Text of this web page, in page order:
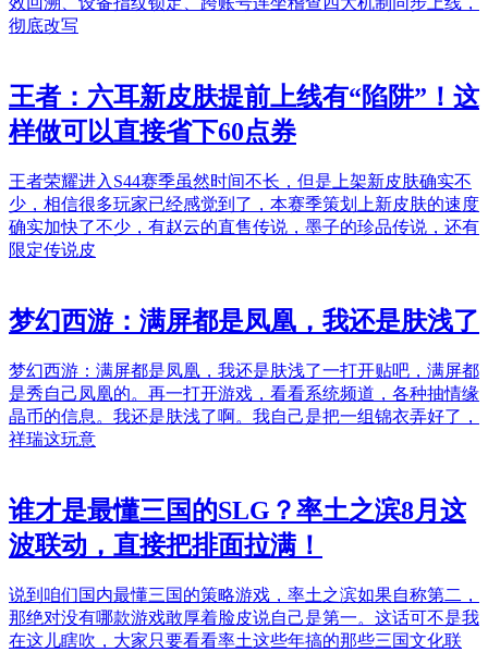
彻底改写
王者：六耳新皮肤提前上线有“陷阱”！这
样做可以直接省下60点券
王者荣耀进入S44赛季虽然时间不长，但是上架新皮肤确实不
少，相信很多玩家已经感觉到了，本赛季策划上新皮肤的速度
确实加快了不少，有赵云的直售传说，墨子的珍品传说，还有
限定传说皮
梦幻西游：满屏都是凤凰，我还是肤浅了
梦幻西游：满屏都是凤凰，我还是肤浅了一打开贴吧，满屏都
是秀自己凤凰的。再一打开游戏，看看系统频道，各种抽情缘
晶币的信息。我还是肤浅了啊。我自己是把一组锦衣弄好了，
祥瑞这玩意
谁才是最懂三国的SLG？率土之滨8月这
波联动，直接把排面拉满！
说到咱们国内最懂三国的策略游戏，率土之滨如果自称第二，
那绝对没有哪款游戏敢厚着脸皮说自己是第一。这话可不是我
在这儿瞎吹，大家只要看看率土这些年搞的那些三国文化联